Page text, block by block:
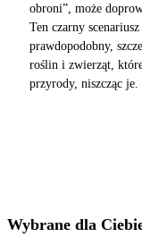
obroni”, może
Ten czarny
prawdopodobny,
roślin i zwierząt,
przyrody, niszcząc je.
Wybrane dla